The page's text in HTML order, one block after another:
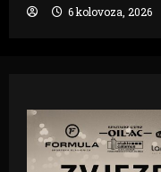
6 kolovoza, 2026